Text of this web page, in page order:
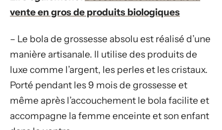
vente en gros de produits biologiques
– Le bola de grossesse absolu est réalisé d’une
manière artisanale. Il utilise des produits de
luxe comme l’argent, les perles et les cristaux.
Porté pendant les 9 mois de grossesse et
même après l’accouchement le bola facilite et
accompagne la femme enceinte et son enfant